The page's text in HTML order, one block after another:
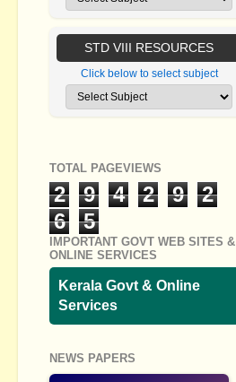
STD VIII RESOURCES
Click below to select subject
TOTAL PAGEVIEWS
2 9 4 2 9
2
6
5
IMPORTANT GOVT WEB SITES &
ONLINE SERVICES
Kerala Govt & Online
Services
NEWS PAPERS